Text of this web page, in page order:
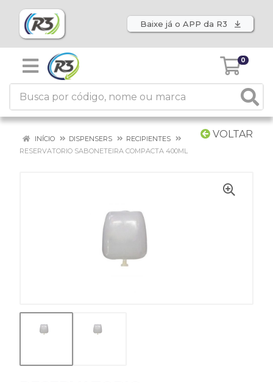
Baixe já o APP da R3
0
VOLTAR
INÍCIO DISPENSERS
RECIPIENTES
RESERVATORIO SABONETEIRA COMPACTA 400ML